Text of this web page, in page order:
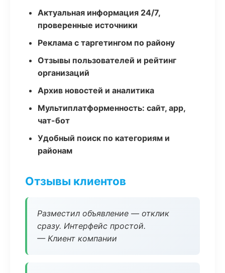
Актуальная информация 24/7,
проверенные источники
Реклама с таргетингом по району
Отзывы пользователей и рейтинг
организаций
Архив новостей и аналитика
Мультиплатформенность: сайт, app,
чат-бот
Удобный поиск по категориям и
районам
Отзывы клиентов
Разместил объявление — отклик
сразу. Интерфейс простой.
— Клиент компании